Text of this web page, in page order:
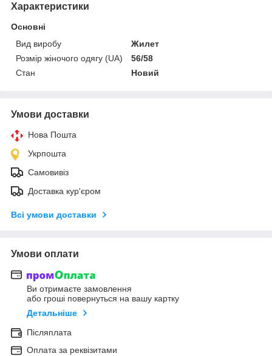
Характеристики
Основні
Вид виробу
Жилет
Розмір жіночого одягу (UA)
56/58
Стан
Новий
Умови доставки
Нова Пошта
Укрпошта
Самовивіз
Доставка кур'єром
Всі умови доставки
Умови оплати
Ви отримаєте замовлення
або гроші повернуться на вашу картку
Детальніше
Післяплата
Оплата за реквізитами